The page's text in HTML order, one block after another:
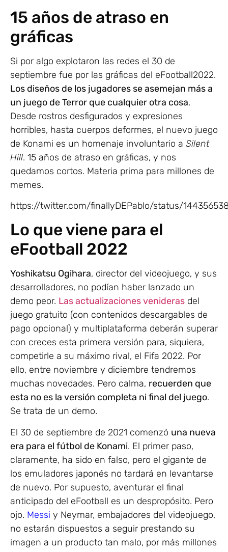
15 años de atraso en
gráficas
Si por algo explotaron las redes el 30 de
septiembre fue por las gráficas del eFootball2022.
Los diseños de los jugadores se asemejan más a
un juego de Terror que cualquier otra cosa.
Desde rostros desfigurados y expresiones
horribles, hasta cuerpos deformes, el nuevo juego
de Konami es un homenaje involuntario a Silent
Hill. 15 años de atraso en gráficas, y nos
quedamos cortos. Materia prima para millones de
memes.
https://twitter.com/finallyDEPablo/status/
Lo que viene para el
eFootball 2022
Yoshikatsu Ogihara, director del videojuego, y sus
desarrolladores, no podían haber lanzado un
demo peor. Las actualizaciones venideras del
juego gratuito (con contenidos descargables de
pago opcional) y multiplataforma deberán superar
con creces esta primera versión para, siquiera,
competirle a su máximo rival, el Fifa 2022. Por
ello, entre noviembre y diciembre tendremos
muchas novedades. Pero calma, recuerden que
esta no es la versión completa ni final del juego.
Se trata de un demo.
El 30 de septiembre de 2021 comenzó una nueva
era para el fútbol de Konami. El primer paso,
claramente, ha sido en falso, pero el gigante de
los emuladores japonés no tardará en levantarse
de nuevo. Por supuesto, aventurar el final
anticipado del eFootball es un despropósito. Pero
ojo. Messi y Neymar, embajadores del videojuego,
no estarán dispuestos a seguir prestando su
imagen a un producto tan malo, por más millones